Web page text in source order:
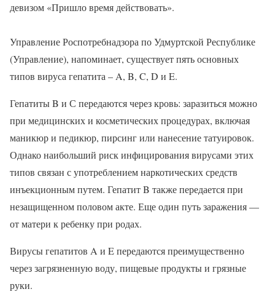
девизом «Пришло время действовать».
Управление Роспотребнадзора по Удмуртской Республике
(Управление), напоминает, существует пять основных
типов вируса гепатита – A, B, C, D и E.
Гепатиты B и С передаются через кровь: заразиться можно
при медицинских и косметических процедурах, включая
маникюр и педикюр, пирсинг или нанесение татуировок.
Однако наибольший риск инфицирования вирусами этих
типов связан с употреблением наркотических средств
инъекционным путем. Гепатит B также передается при
незащищенном половом акте. Еще один путь заражения —
от матери к ребенку при родах.
Вирусы гепатитов A и E передаются преимущественно
через загрязненную воду, пищевые продукты и грязные
руки.